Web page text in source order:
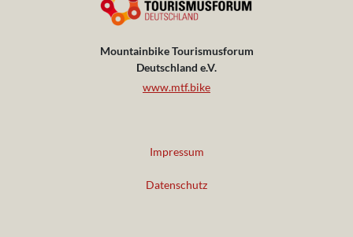
Mountainbike Tourismusforum
Deutschland e.V.
www.mtf.bike
Impressum
Datenschutz